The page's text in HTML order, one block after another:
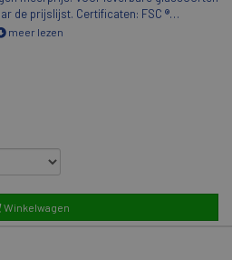
de prijslijst. Certificaten: FSC ®
Nemef 1200/1300
in opdekdeuren voorgeboord
meer lezen
Winkelwagen